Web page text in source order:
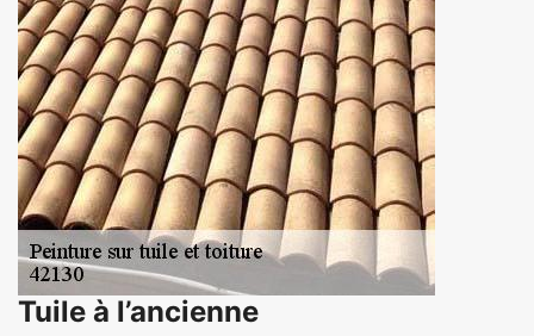
Tuile à l’ancienne